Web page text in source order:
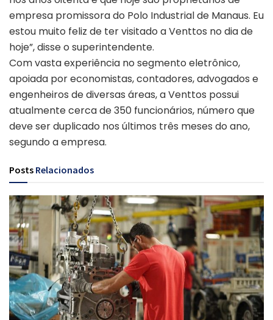
empresa promissora do Polo Industrial de Manaus. Eu
estou muito feliz de ter visitado a Venttos no dia de
hoje”, disse o superintendente.
Com vasta experiência no segmento eletrônico,
apoiada por economistas, contadores, advogados e
engenheiros de diversas áreas, a Venttos possui
atualmente cerca de 350 funcionários, número que
deve ser duplicado nos últimos três meses do ano,
segundo a empresa.
Posts Relacionados